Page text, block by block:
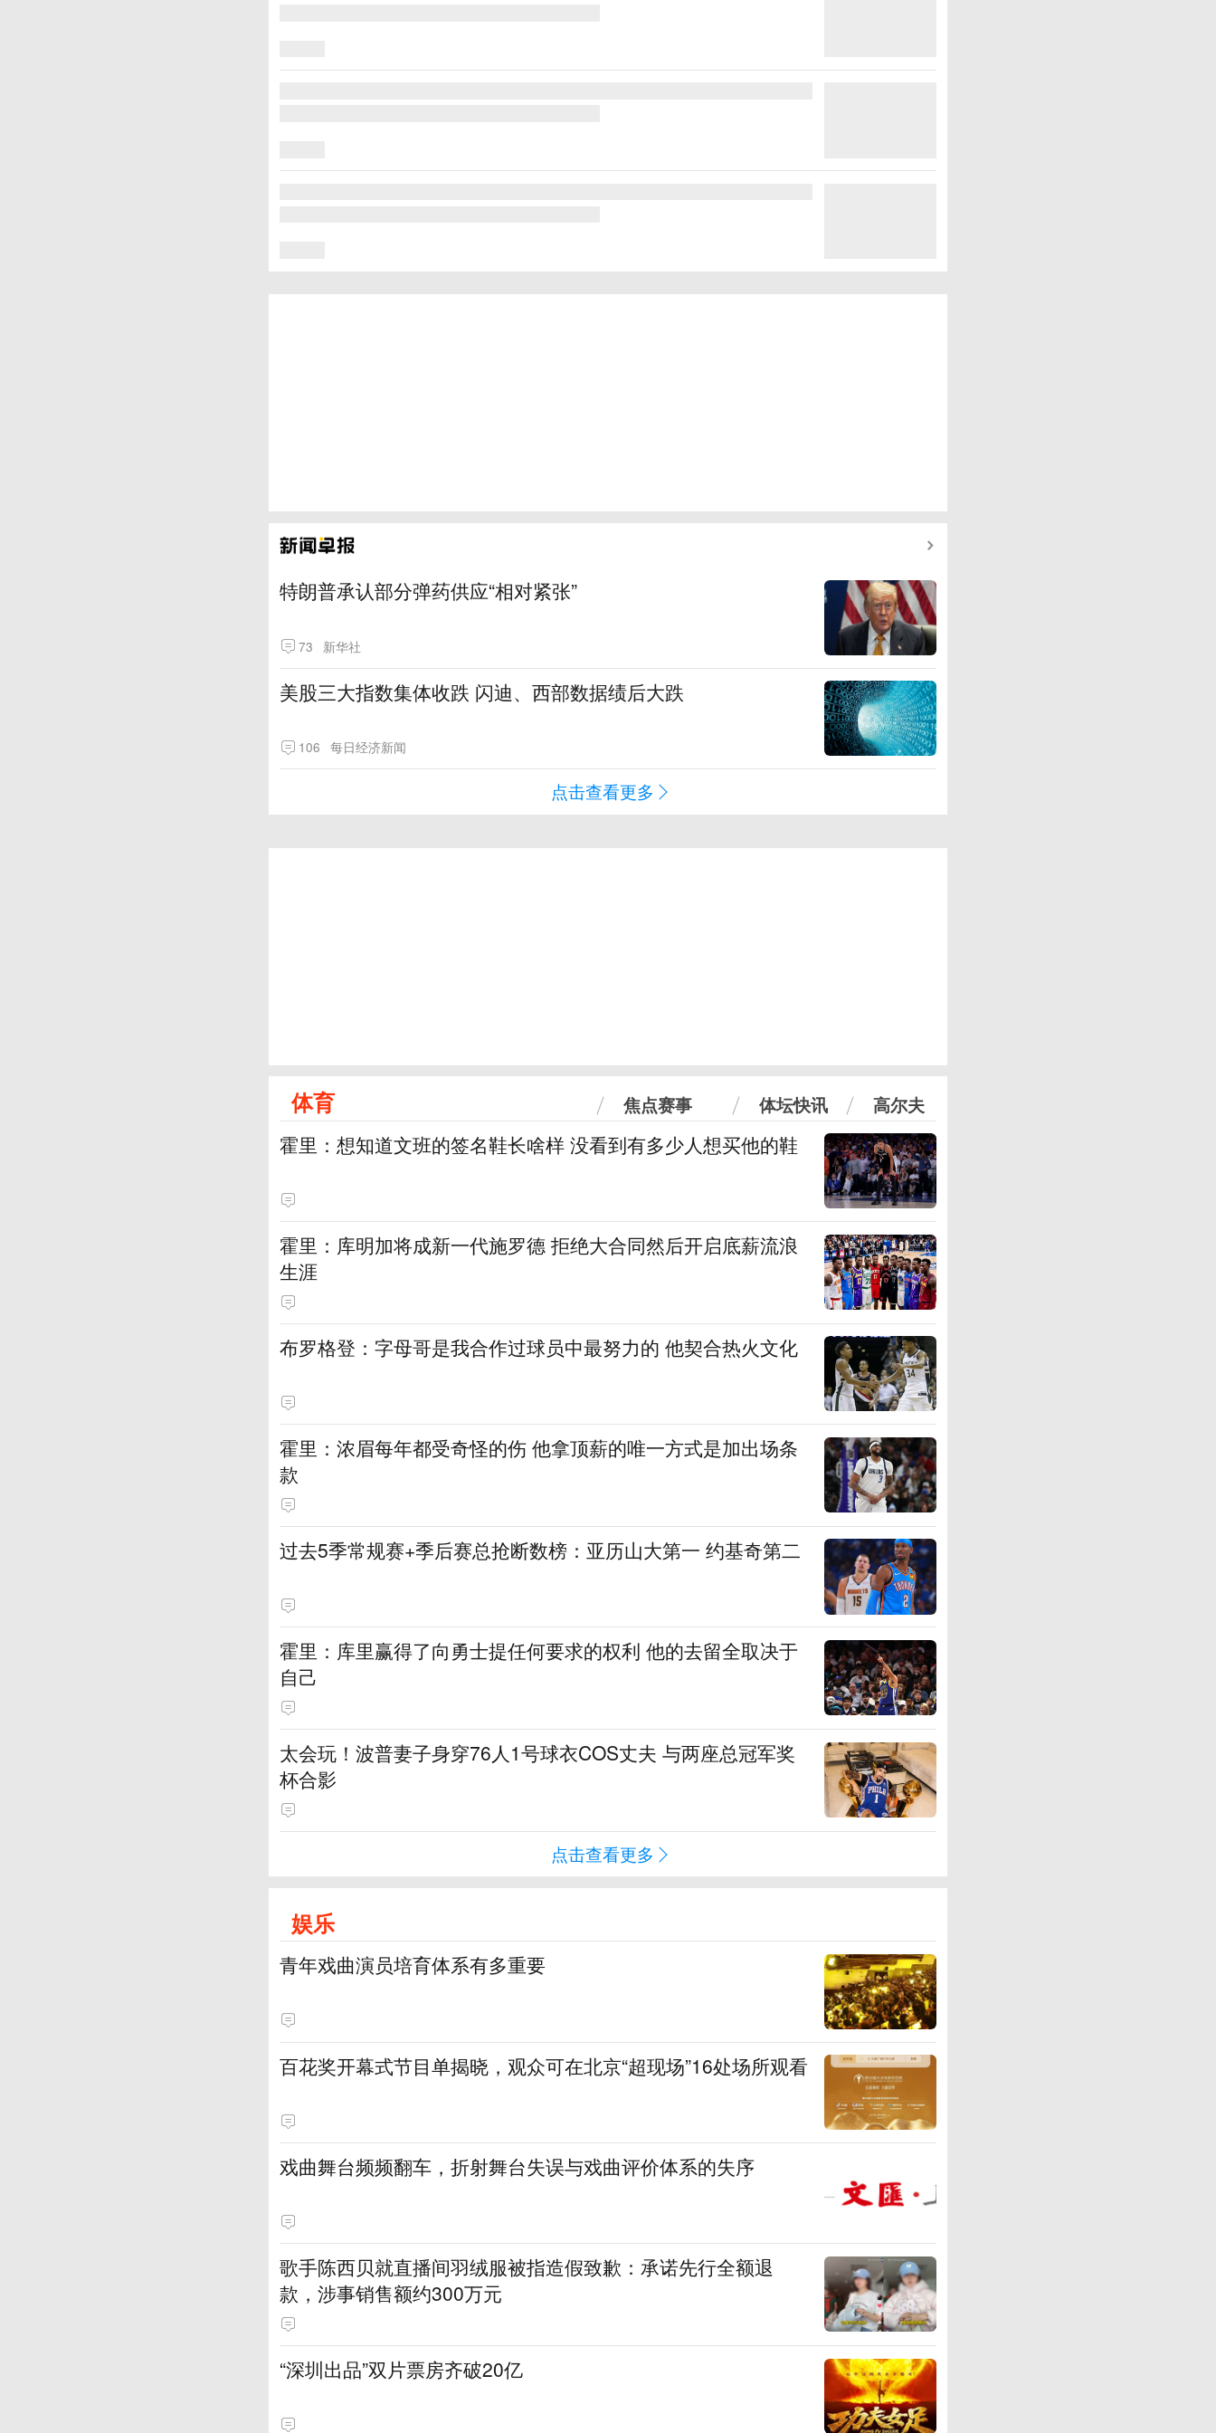
特朗普承认部分弹药供应“相对紧张”
73 新华社
美股三大指数集体收跌 闪迪、西部数据绩后大跌
106 每日经济新闻
点击查看更多
体育 焦点赛事 体坛快讯 高尔夫
霍里：想知道文班的签名鞋长啥样 没看到有多少人想买他的鞋
霍里：库明加将成新一代施罗德 拒绝大合同然后开启底薪流浪
生涯
布罗格登：字母哥是我合作过球员中最努力的 他契合热火文化
霍里：浓眉每年都受奇怪的伤 他拿顶薪的唯一方式是加出场条
款
过去5季常规赛+季后赛总抢断数榜：亚历山大第一 约基奇第二
霍里：库里赢得了向勇士提任何要求的权利 他的去留全取决于
自己
太会玩！波普妻子身穿76人1号球衣COS丈夫 与两座总冠军奖
杯合影
点击查看更多
娱乐
青年戏曲演员培育体系有多重要
百花奖开幕式节目单揭晓，观众可在北京“超现场”16处场所观看
戏曲舞台频频翻车，折射舞台失误与戏曲评价体系的失序
歌手陈西贝就直播间羽绒服被指造假致歉：承诺先行全额退
款，涉事销售额约300万元
“深圳出品”双片票房齐破20亿